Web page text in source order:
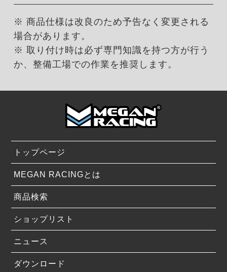
※ 商品仕様は改良のため予告なく変更される
場合があります。
※ 取り付け時は必ず専門知識を持つ方が行う
か、整備工場での作業を推奨します。
トップページ
MEGAN RACINGとは
商品検索
ショップリスト
ニュース
ダウンロード